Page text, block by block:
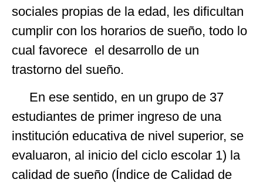
sociales propias de la edad, les dificultan
cumplir con los horarios de sueño, todo lo
cual favorece el desarrollo de un
trastorno del sueño.
En ese sentido, en un grupo de 37
estudiantes de primer ingreso de una
institución educativa de nivel superior, se
evaluaron, al inicio del ciclo escolar 1) la
calidad de sueño (Índice de Calidad de